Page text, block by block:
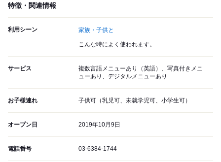
特徴・関連情報
利用シーン 家族・子供と
こんな時によく使われます。
サービス
複数言語メニューあり（英語）、写真付きメニ
ューあり、デジタルメニューあり
お子様連れ 子供可（乳児可、未就学児可、小学生可）
オープン日 2019年10月9日
電話番号 03-6384-1744